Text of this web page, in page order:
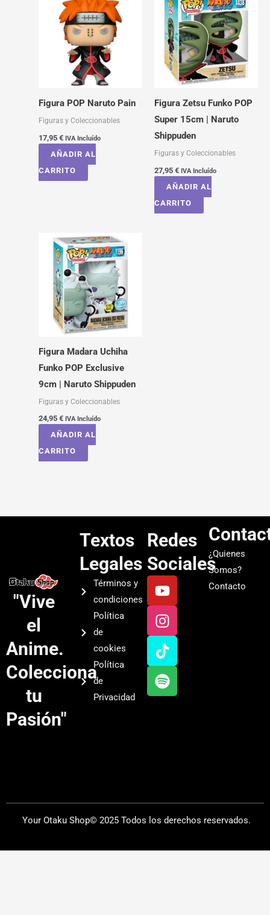
Figura POP Naruto Pain
Figuras y Coleccionables
17,95 € IVA Incluído
AÑADIR AL
CARRITO
Figura Zetsu Funko POP
Super 15cm | Naruto
Shippuden
Figuras y Coleccionables
27,95 € IVA Incluído
AÑADIR AL
CARRITO
Figura Madara Uchiha
Funko POP Exclusive
9cm | Naruto Shippuden
Figuras y Coleccionables
24,95 € IVA Incluído
AÑADIR AL
CARRITO
"Vive
el
Anime.
Colecciona
tu
Pasión"
Textos
Legales
Términos y
condiciones
Política
de
cookies
Política
de
Privacidad
Redes
Sociales
Y
o
u
t
u
b
e
I
n
s
t
a
g
r
a
T
i
k
t
o
k
S
p
o
t
i
f
y
¿Quienes
Somos?
Contacto
Your Otaku Shop© 2025 Todos los derechos reservados.